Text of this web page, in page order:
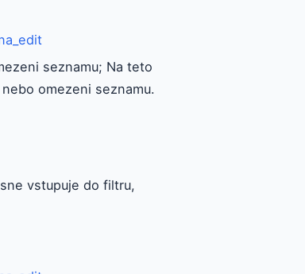
seznamu; Na teto
omezeni seznamu.
vstupuje do filtru,